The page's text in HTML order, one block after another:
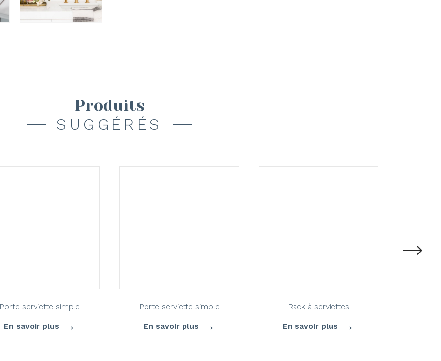
Produits
SUGGÉRÉS
Porte serviette simple
En savoir plus →
Porte serviette simple
En savoir plus →
Rack à serviettes
En savoir plus →